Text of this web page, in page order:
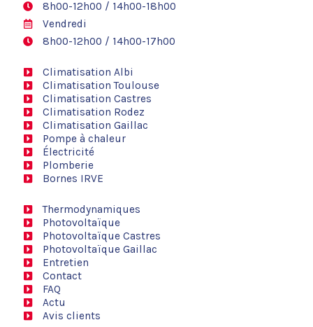
8h00-12h00 / 14h00-18h00
Vendredi
8h00-12h00 / 14h00-17h00
Climatisation Albi
Climatisation Toulouse
Climatisation Castres
Climatisation Rodez
Climatisation Gaillac
Pompe à chaleur
Électricité
Plomberie
Bornes IRVE
Thermodynamiques
Photovoltaïque
Photovoltaïque Castres
Photovoltaïque Gaillac
Entretien
Contact
FAQ
Actu
Avis clients